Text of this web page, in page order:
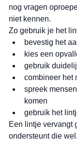
nog vragen
niet kennen.
Zo gebruik je het
bevestig het
kies een
gebruik
combineer het
spreek
komen
gebruik het
Een lintje vervangt
ondersteunt die